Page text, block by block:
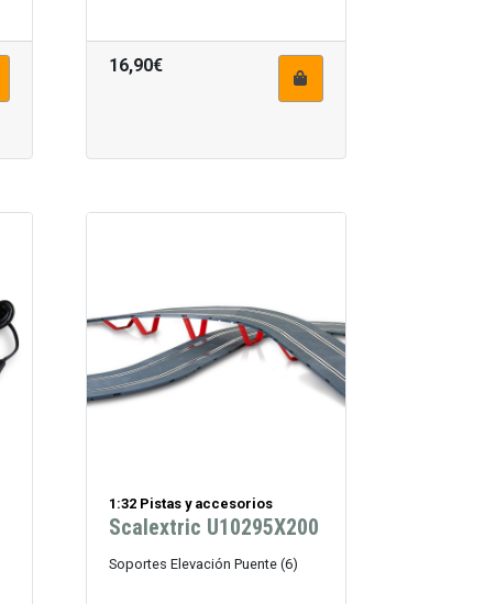
16,90€
1:32 Pistas y accesorios
Scalextric U10295X200
Soportes Elevación Puente (6)